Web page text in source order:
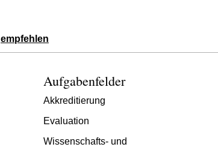
empfehlen
Aufgabenfelder
Akkreditierung
Evaluation
Wissenschafts- und